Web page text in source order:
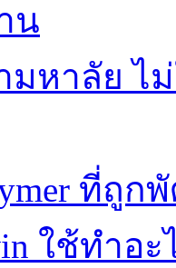
น
มหาลัย ไ
ที่ถู
ใช้ทำอ